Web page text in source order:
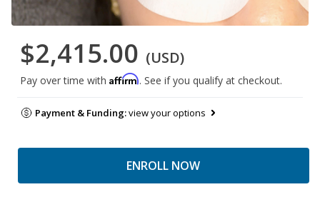
$2,415.00 (USD)
Pay over time with Affirm. See if you qualify at checkout.
Payment & Funding:view your options
ENROLL NOW